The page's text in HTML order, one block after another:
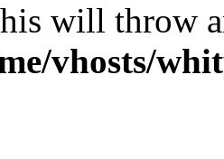
will throw
vhosts/